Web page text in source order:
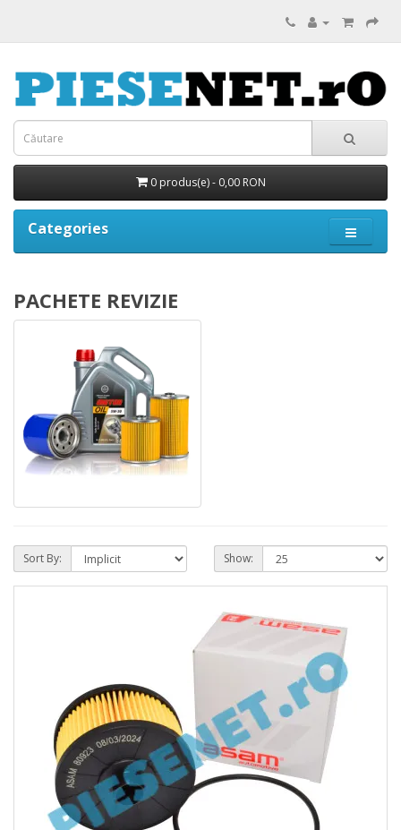
0 produs(e) - 0,00 RON
Categories
PACHETE REVIZIE
Sort By: Show: